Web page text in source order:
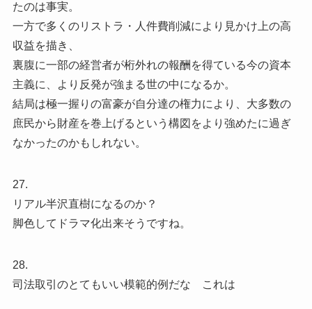
たのは事実。
一方で多くのリストラ・人件費削減により見かけ上の高
収益を描き、
裏腹に一部の経営者が桁外れの報酬を得ている今の資本
主義に、より反発が強まる世の中になるか。
結局は極一握りの富豪が自分達の権力により、大多数の
庶民から財産を巻上げるという構図をより強めたに過ぎ
なかったのかもしれない。
27.
リアル半沢直樹になるのか？
脚色してドラマ化出来そうですね。
28.
司法取引のとてもいい模範的例だな これは